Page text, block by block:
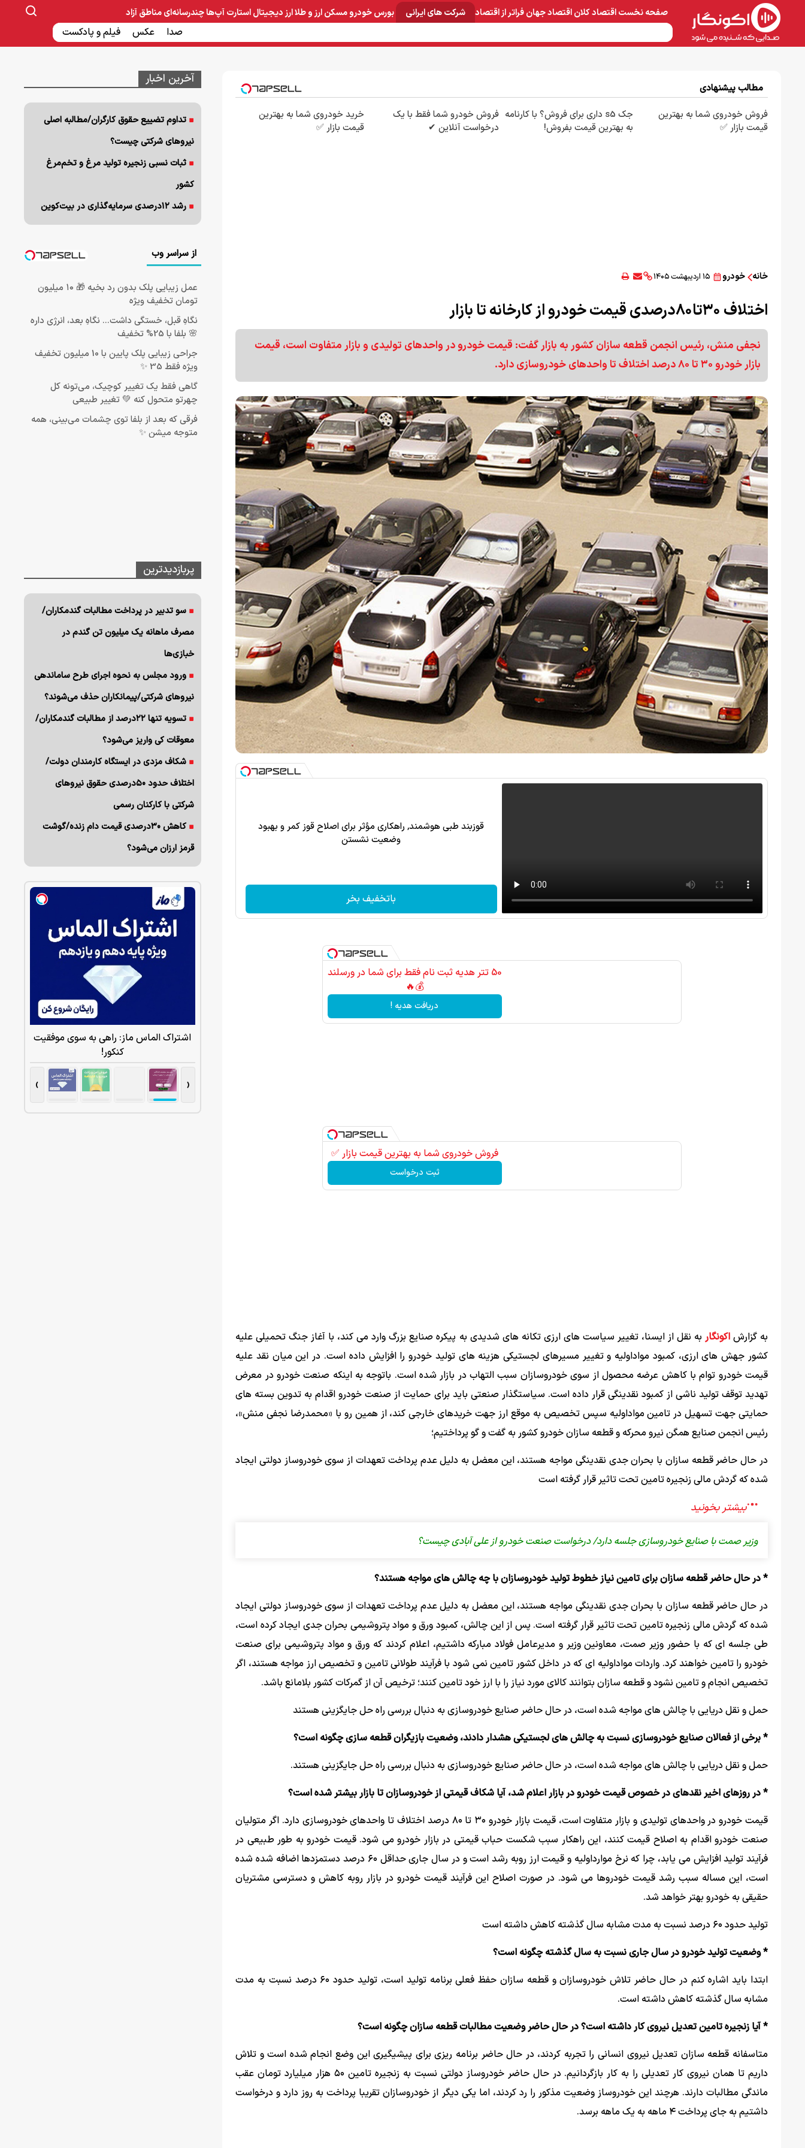
صفحه نخستاقتصاد کلاناقتصاد جهانفراتر از اقتصاد شرکت های ایرانی
صنایع غذایی و دارویی ساخت و ساز بانک و بیمه
بورسخودرومسکنارز و طلاارز دیجیتالاستارت آپ‌هاچندرسانه‌ای
صدا عکس فیلم و پادکست
مناطق آزاد
مطالب پیشنهادی
فروش خودروی شما به بهترین
قیمت بازار ✅
جک s5 داری برای فروش؟ با کارنامه
به بهترین قیمت بفروش!
فروش خودرو شما فقط با یک
درخواست آنلاین ✔
خرید خودروی شما به بهترین
قیمت بازار ✅
خانه خودرو ۱۵ اردیبهشت ۱۴۰۵
اختلاف ۳۰تا۸۰درصدی قیمت خودرو از کارخانه تا بازار
نجفی منش، رئیس انجمن قطعه ‌سازان کشور به بازار گفت: قیمت خودرو در واحدهای تولیدی و بازار متفاوت است، قیمت
بازار خودرو ۳۰ تا ۸۰ درصد اختلاف تا واحدهای خودروسازی دارد.
قوزبند طبی هوشمند, راهکاری مؤثر برای اصلاح قوز کمر و بهبود
وضعیت نشستن
باتخفیف بخر
50 تتر هدیه ثبت نام فقط برای شما در ورسلند
💰🔥
دریافت هدیه !
فروش خودروی شما به بهترین قیمت بازار ✅
ثبت درخواست
به گزارشاکونگار به نقل از ایسنا، تغییر سیاست های ارزی تکانه های شدیدی به پیکره صنایع بزرگ وارد می کند، با آغاز جنگ تحمیلی علیه
کشور جهش های ارزی، کمبود مواداولیه و تغییر مسیرهای لجستیکی هزینه های تولید خودرو را افزایش داده است. در این میان نقد علیه
قیمت خودرو توام با کاهش عرضه محصول از سوی خودروسازان سبب التهاب در بازار شده است. باتوجه به اینکه صنعت خودرو در معرض
تهدید توقف تولید ناشی از کمبود نقدینگی قرار داده است. سیاستگذار صنعتی باید برای حمایت از صنعت خودرو اقدام به تدوین بسته های
حمایتی جهت تسهیل در تامین مواداولیه سپس تخصیص به موقع ارز جهت خریدهای خارجی کند، از همین رو با «محمدرضا نجفی‌ منش»،
رئیس انجمن صنایع همگن نیرو محرکه و قطعه‌ سازان خودرو کشور به گفت‌ و گو پرداختیم؛
در حال حاضر قطعه سازان با بحران جدی نقدینگی مواجه هستند، این معضل به دلیل عدم پرداخت تعهدات از سوی خودروساز دولتی ایجاد
شده که گردش مالی زنجیره تامین تحت تاثیر قرار گرفته است
وزیر صمت با صنایع خودروسازی جلسه دارد/ درخواست صنعت خودرو از علی آبادی چیست؟
* در حال حاضر قطعه سازان برای تامین نیاز خطوط تولید خودروسازان با چه چالش های مواجه هستند؟
در حال حاضر قطعه سازان با بحران جدی نقدینگی مواجه هستند، این معضل به دلیل عدم پرداخت تعهدات از سوی خودروساز دولتی ایجاد
شده که گردش مالی زنجیره تامین تحت تاثیر قرار گرفته است. پس از این چالش، کمبود ورق و مواد پتروشیمی بحران جدی ایجاد کرده است،
طی جلسه ای که با حضور وزیر صمت، معاونین وزیر و مدیرعامل فولاد مبارکه داشتیم، اعلام کردند که ورق و مواد پتروشیمی برای صنعت
خودرو را تامین خواهند کرد. واردات مواداولیه ای که در داخل کشور تامین نمی شود با فرآیند طولانی تامین و تخصیص ارز مواجه هستند، اگر
تخصیص انجام و تامین نشود و قطعه سازان بتوانند کالای مورد نیاز را با ارز خود تامین کنند؛ ترخیص آن از گمرکات کشور بلامانع باشد.
حمل و نقل دریایی با چالش های مواجه شده است، در حال حاضر صنایع خودروسازی به دنبال بررسی راه حل جایگزینی هستند
* برخی از فعالان صنایع خودروسازی نسبت به چالش های لجستیکی هشدار دادند، وضعیت بازیگران قطعه سازی چگونه است؟
حمل و نقل دریایی با چالش های مواجه شده است، در حال حاضر صنایع خودروسازی به دنبال بررسی راه حل جایگزینی هستند.
* در روزهای اخیر نقدهای در خصوص قیمت خودرو در بازار اعلام شد، آیا شکاف قیمتی از خودروسازان تا بازار بیشتر شده است؟
قیمت خودرو در واحدهای تولیدی و بازار متفاوت است، قیمت بازار خودرو ۳۰ تا ۸۰ درصد اختلاف تا واحدهای خودروسازی دارد. اگر متولیان
صنعت خودرو اقدام به اصلاح قیمت کنند، این راهکار سبب شکست حباب قیمتی در بازار خودرو می شود. قیمت خودرو به طور طبیعی در
فرآیند تولید افزایش می یابد، چرا که نرخ موارداولیه و قیمت ارز روبه رشد است و در سال جاری حداقل ۶۰ درصد دستمزدها اضافه شده شده
است، این مساله سبب رشد قیمت خودروها می شود. در صورت اصلاح این فرآیند قیمت خودرو در بازار روبه کاهش و دسترسی مشتریان
حقیقی به خودرو بهتر خواهد شد.
تولید حدود ۶۰ درصد نسبت به مدت مشابه سال گذشته کاهش داشته است
* وضعیت تولید خودرو در سال جاری نسبت به سال گذشته چگونه است؟
ابتدا باید اشاره کنم در حال حاضر تلاش خودروسازان و قطعه سازان حفظ فعلی برنامه تولید است، تولید حدود ۶۰ درصد نسبت به مدت
مشابه سال گذشته کاهش داشته است.
* آیا زنجیره تامین تعدیل نیروی کار داشته است؟ در حال حاضر وضعیت مطالبات قطعه سازان چگونه است؟
متاسفانه قطعه سازان تعدیل نیروی انسانی را تجربه کردند، در حال حاضر برنامه ریزی برای پیشیگیری این وضع انجام شده است و تلاش
داریم تا همان نیروی کار تعدیلی را به کار بازگردانیم. در حال حاضر خودروساز دولتی نسبت به زنجیره تامین ۵۰ هزار میلیارد تومان عقب
ماندگی مطالبات دارند. هرچند این خودروساز وضعیت مذکور را رد کردند، اما یکی دیگر از خودروسازان تقریبا پرداخت به روز دارد و درخواست
داشتیم به جای پرداخت ۴ ماهه به یک ماهه برسد.
آخرین اخبار
تداوم تضییع حقوق کارگران/مطالبه اصلی
نیروهای شرکتی چیست؟
ثبات نسبی زنجیره تولید مرغ و تخم‌مرغ
کشور
رشد ۱۲درصدی سرمایه‌گذاری در بیت‌کوین
از سراسر وب
عمل زیبایی پلک بدون رد بخیه 🎁 ۱۰ میلیون
تومان تخفیف ویژه
نگاهِ قبل، خستگی داشت... نگاهِ بعد، انرژی داره
🌸 بلفا با 25% تخفیف
جراحی زیبایی پلک پایین با 10 میلیون تخفیف
ویژه فقط 35 ✨
گاهی فقط یک تغییر کوچیک، می‌تونه کل
چهرتو متحول کنه 💚 تغییر طبیعی
فرقی که بعد از بلفا توی چشمات می‌بینی، همه
متوجه میشن ✨
پربازدیدترین
سو تدبیر در پرداخت مطالبات گندمکاران/
مصرف ماهانه یک میلیون تن گندم در
خبازی‌ها
ورود مجلس به نحوه اجرای طرح ساماندهی
نیروهای شرکتی/پیمانکاران حذف می‌شوند؟
تسویه تنها ۲۲درصد از مطالبات گندمکاران/
معوقات کی واریز می‌شود؟
شکاف مزدی در ایستگاه کارمندان دولت/
اختلاف حدود ۵۰درصدی حقوق نیروهای
شرکتی با کارکنان رسمی
کاهش ۳۰درصدی قیمت دام زنده/گوشت
قرمز ارزان می‌شود؟
اشتراک الماس ماز: راهی به سوی موفقیت
کنکور!
‹
›